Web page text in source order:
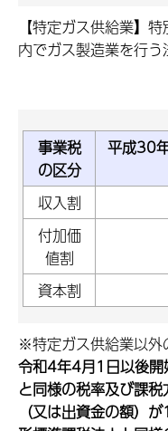
【特定ガス供給業】 特
内でガス製造業を行う
事業税
の区分
平成30
収入割
付加価
値割
資本割
※特定ガス供給業以外
令和4年4月1日以後開
と同様の税率及び課
（又は出資金の額）が1